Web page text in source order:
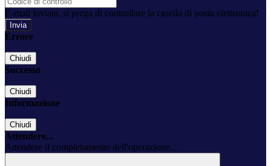
E-mail inviata, si prega di controllare la casella di posta elettronica!
Errore
Chiudi
Successo
Chiudi
Informazione
Chiudi
Attendere...
Attendere il completamento dell'operazione...